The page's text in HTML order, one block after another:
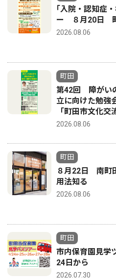
｢入院・認知症
ー ８月20日
2026.08.06
町田
第42回 障がい
立に向けた勉強
「町田市文化交
2026.08.06
町田
８月22日 南町
用法知る
2026.08.06
町田
市内保育園見
24日から
2026.07.30